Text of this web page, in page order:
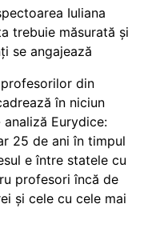
Iuliana
trebuie măsurată și
se angajează
din
în niciun
Eurydice:
25 de ani în timpul
e între statele cu
profesori încă de
și cele cu cele mai